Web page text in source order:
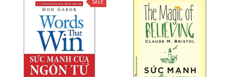
SALE